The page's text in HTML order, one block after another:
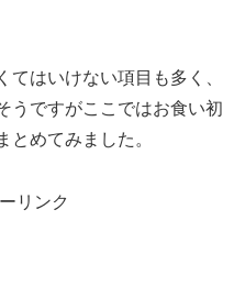
はいけない項目も多く、
うですがここではお食い初
とめてみました。
リンク